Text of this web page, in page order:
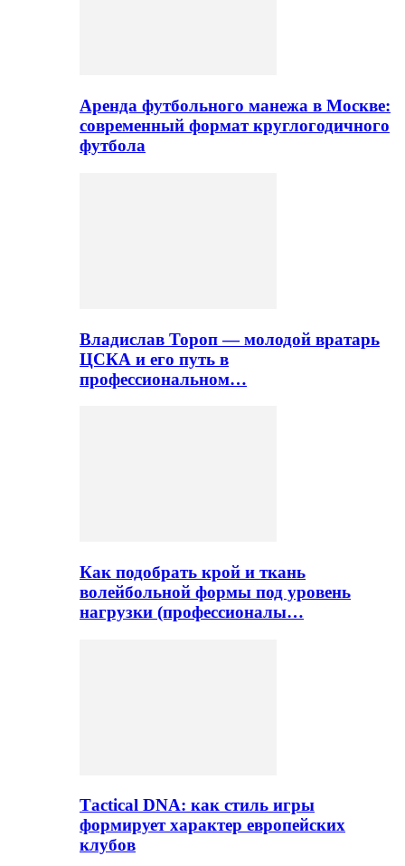
Аренда футбольного манежа в Москве:
современный формат круглогодичного
футбола
Владислав Тороп — молодой вратарь
ЦСКА и его путь в
профессиональном…
Как подобрать крой и ткань
волейбольной формы под уровень
нагрузки (профессионалы…
Тactical DNA: как стиль игры
формирует характер европейских
клубов